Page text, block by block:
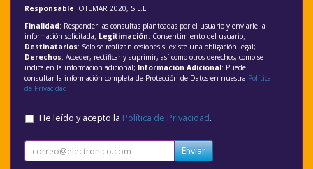
Responsable: OTEMAR 2020, S.L.L.
Finalidad: Responder las consultas planteadas por el usuario y enviarle la
información solicitada; Legitimación: Consentimiento del usuario;
Destinatarios: Solo se realizan cesiones si existe una obligación legal;
Derechos: Acceder, rectificar y suprimir, así como otros derechos, como se
indica en la información adicional; Información Adicional: Puede
consultar la información completa de Protección de Datos en nuestra Política
de Privacidad.
He leído y acepto la Política de Privacidad.
Enviar